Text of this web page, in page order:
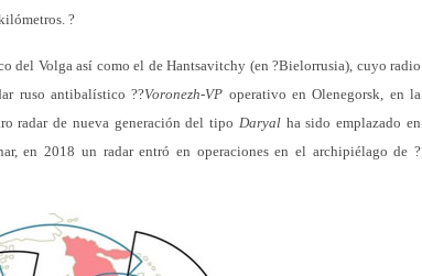
?
del Volga así como el de Hantsavitchy (en ?Bielorrusia), cuyo radio
ruso antibalístico ??Voronezh-VP operativo en Olenegorsk, en la
radar de nueva generación del tipo Daryalha sido emplazado en
en 2018 un radar entró en operaciones en el archipiélago de ?